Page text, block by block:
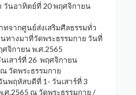
วันอาทิตย์ที่ 20 พฤศจิกายน
ทจากศูนย์ส่งเสริมศีลธรรมทั่ว
นทางมาที่วัดพระธรรมกาย วันที่
ศจิกายน พ.ศ.2565
เสาร์ที่ 26 พฤศจิกายน
วัดพระธรรมกาย
พฤหัสบดีที่ 1- วันเสาร์ที่ 3
ศ.2565 ณ วัดพระธรรมกาย /